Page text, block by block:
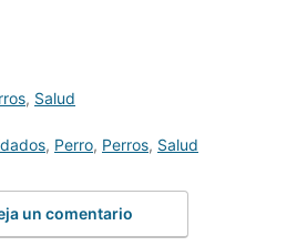
, Salud
, Perro, Perros, Salud
un comentario